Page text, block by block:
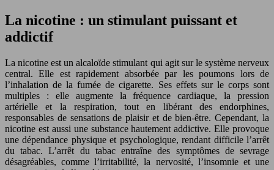
La nicotine : un stimulant puissant et
addictif
La nicotine est un alcaloïde stimulant qui agit sur le système nerveux
central. Elle est rapidement absorbée par les poumons lors de
l’inhalation de la fumée de cigarette. Ses effets sur le corps sont
multiples : elle augmente la fréquence cardiaque, la pression
artérielle et la respiration, tout en libérant des endorphines,
responsables de sensations de plaisir et de bien-être. Cependant, la
nicotine est aussi une substance hautement addictive. Elle provoque
une dépendance physique et psychologique, rendant difficile l’arrêt
du tabac. L’arrêt du tabac entraîne des symptômes de sevrage
désagréables, comme l’irritabilité, la nervosité, l’insomnie et une